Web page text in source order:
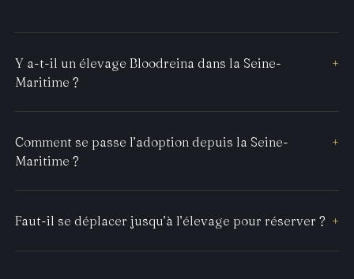
Y a-t-il un élevage Bloodreina dans la Seine-
Maritime ?
+
Comment se passe l’adoption depuis la Seine-
Maritime ?
+
Faut-il se déplacer jusqu’à l’élevage pour réserver ? +